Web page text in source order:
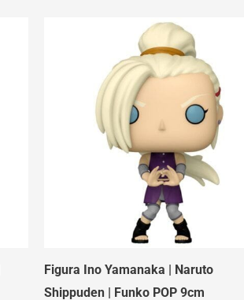
Figura Ino Yamanaka | Naruto
Shippuden | Funko POP 9cm